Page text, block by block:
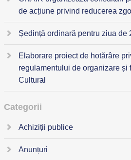
de acțiune privind reducerea
Ședință ordinară pentru ziua de
Elaborare proiect de hotărâre
regulamentului de organizare și
Cultural
Categorii
Achiziții publice
Anunțuri